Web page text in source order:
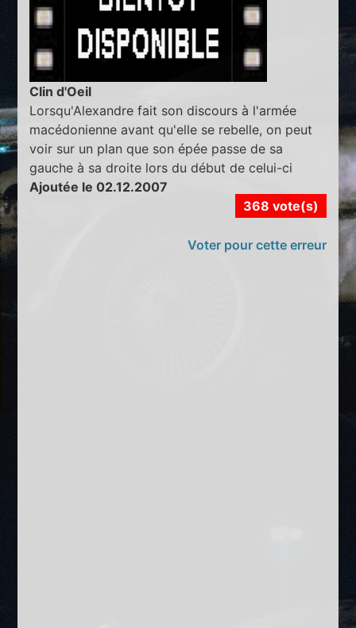
Clin d'Oeil
Lorsqu'Alexandre fait son discours à l'armée
macédonienne avant qu'elle se rebelle, on peut
voir sur un plan que son épée passe de sa
gauche à sa droite lors du début de celui-ci
Ajoutée le 02.12.2007
368 vote(s)
Voter pour cette erreur